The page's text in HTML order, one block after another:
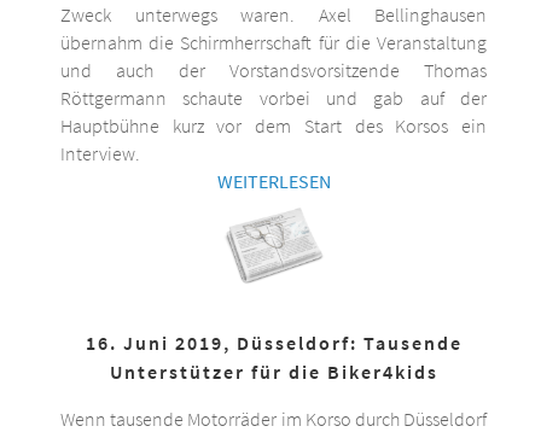
Zweck unterwegs waren. Axel Bellinghausen
übernahm die Schirmherrschaft für die Veranstaltung
und auch der Vorstandsvorsitzende Thomas
Röttgermann schaute vorbei und gab auf der
Hauptbühne kurz vor dem Start des Korsos ein
Interview.
WEITERLESEN
16. Juni 2019, Düsseldorf: Tausende
Unterstützer für die Biker4kids
Wenn tausende Motorräder im Korso durch Düsseldorf